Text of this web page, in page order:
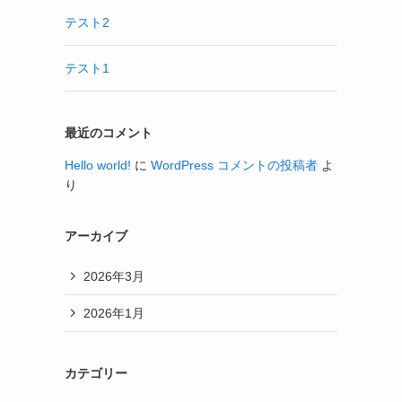
テスト2
テスト1
最近のコメント
Hello world! に WordPress コメントの投稿者 よ
り
アーカイブ
2026年3月
2026年1月
カテゴリー